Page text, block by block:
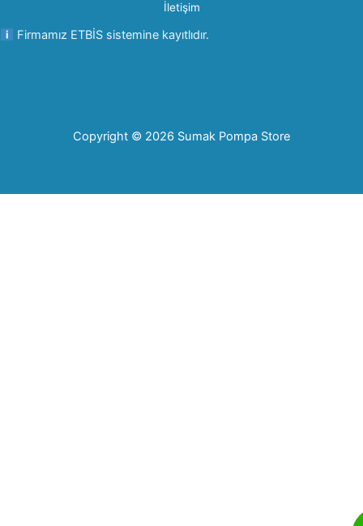
İletişim
Firmamız ETBİS sistemine kayıtlıdır.
Copyright © 2026 Sumak Pompa Store